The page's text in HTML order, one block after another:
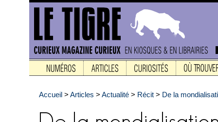
Accueil > Articles > Actualité > Récit > De la